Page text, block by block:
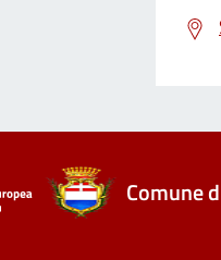
Comune